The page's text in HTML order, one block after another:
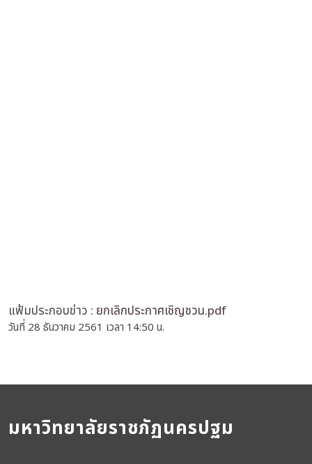
แฟ้มประกอบข่าว : ยกเลิกประกาศเชิญชวน.pdf
วันที่ 28 ธันวาคม 2561 เวลา 14:50 น.
มหาวิทยาลัยราชภัฏนครปฐม